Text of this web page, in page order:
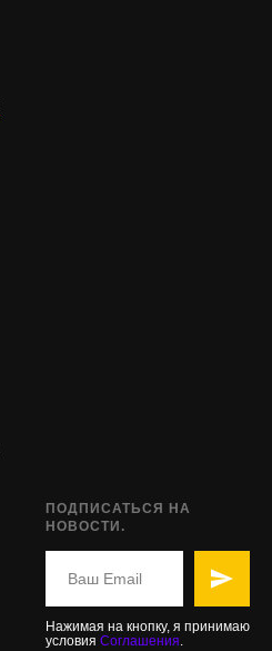
ПОДПИСАТЬСЯ НА
НОВОСТИ.
Нажимая на кнопку, я принимаю
условия Соглашения.